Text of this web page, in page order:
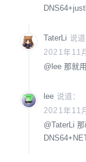
TaterLi 说道
2021年11
@lee那就
lee 说道：
2021年11
@TaterLi